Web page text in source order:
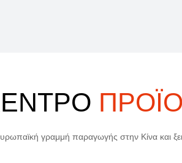
γραμμή παραγωγής στην Κίνα και